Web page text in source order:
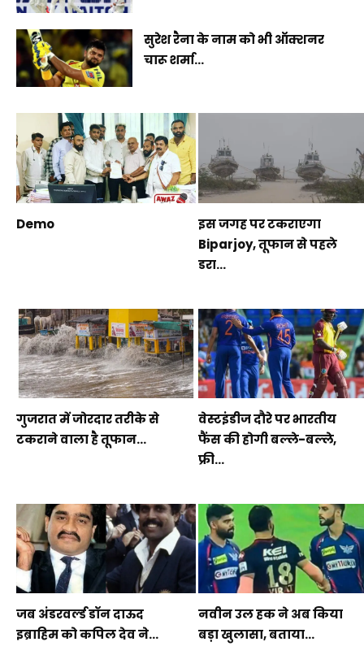
सुरेश रैना के नाम को भी ऑक्शनर
चारू शर्मा...
Demo
इस जगह पर टकराएगा
Biparjoy, तूफान से पहले
डरा...
गुजरात में जोरदार तरीके से
टकराने वाला है तूफान...
वेस्टइंडीज दौरे पर भारतीय
फैंस की होगी बल्ले-बल्ले,
फ्री...
जब अंडरवर्ल्ड डॉन दाऊद
इब्राहिम को कपिल देव ने...
नवीन उल हक ने अब किया
बड़ा खुलासा, बताया...